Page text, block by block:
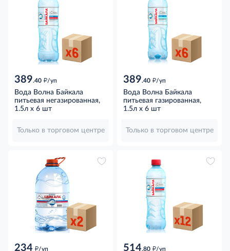
389.40 д/уп
Вода Волна Байкала
питьевая негазированная,
1.5л x 6 шт
Только в торговом центре
389.40 д/уп
Вода Волна Байкала
питьевая газированная,
1.5л x 6 шт
Только в торговом центре
234 д/уп 514.80 д/уп